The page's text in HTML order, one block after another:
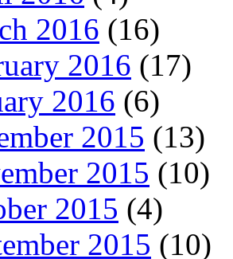
2016 (16)
2016 (17)
2016 (6)
2015 (13)
2015 (10)
2015 (4)
2015 (10)